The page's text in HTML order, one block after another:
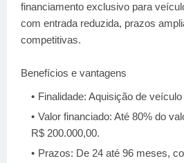
financiamento exclusivo para
com entrada reduzida, prazos
competitivas.
Benefícios e vantagens
Finalidade: Aquisição de
Valor financiado: Até 80% do
R$ 200.000,00.
Prazos: De 24 até 96 meses,